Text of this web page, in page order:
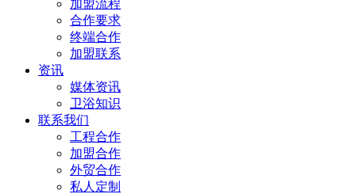
加盟流程
合作要求
终端合作
加盟联系
资讯
媒体资讯
卫浴知识
联系我们
工程合作
加盟合作
外贸合作
私人定制